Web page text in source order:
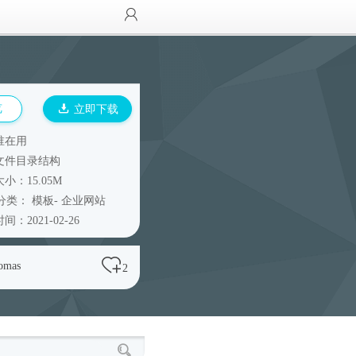
立即下载
在用
件目录结构
小：15.05M
类： 模板- 企业网站
间：2021-02-26
2